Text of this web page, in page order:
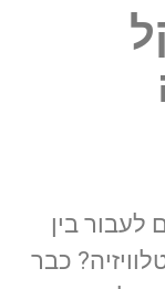
40 ומתקשים לעבור בין
כבר